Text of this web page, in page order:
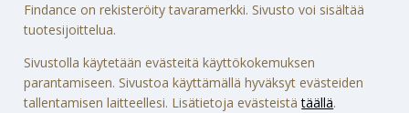
Findance on rekisteröity tavaramerkki. Sivusto voi sisältää
tuotesijoittelua.
Sivustolla käytetään evästeitä käyttökokemuksen
parantamiseen. Sivustoa käyttämällä hyväksyt evästeiden
tallentamisen laitteellesi. Lisätietoja evästeistätäällä.